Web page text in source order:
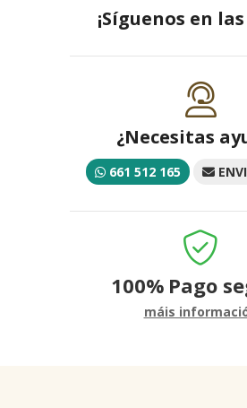
¡Síguenos en
¿Necesitas
661 512 165
100% Pago
máis